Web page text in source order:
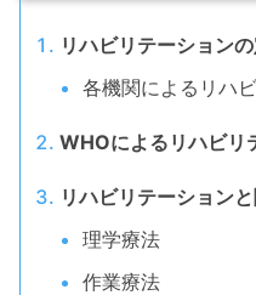
リハビリテーション
各機関によるリハ
WHOによるリハビリ
リハビリテーション
理学療法
作業療法